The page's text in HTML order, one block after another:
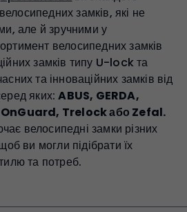
замків, які не
але й зручними у
велосипедних замків
замків типу U-lock та
та інноваційних замків від
яких:ABUS, GERDA,
Trelock або Zefal.
велосипедні замки різних
ви могли підібрати їх
та потреб.